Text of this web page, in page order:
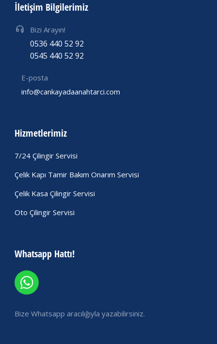
İletişim Bilgilerimiz
Bizi Arayın!
0536 440 52 92
0545 440 52 92
E-posta
info@cankayadaanahtarci.com
Hizmetlerimiz
7/24 Çilingir Servisi
Çelik Kapı Tamir Bakım Onarım Servisi
Çelik Kasa Çilingir Servisi
Oto Çilingir Servisi
Whatsapp Hattı!
Bize Whatsapp aracılığıyla yazabilirsiniz.